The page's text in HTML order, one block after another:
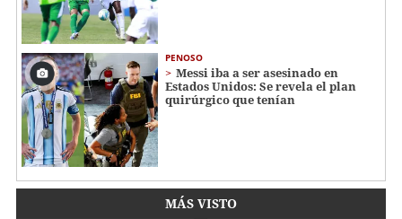
PENOSO
Messi iba a ser asesinado en
Estados Unidos: Se revela el plan
quirúrgico que tenían
MÁS VISTO